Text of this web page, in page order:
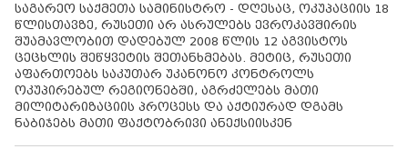
საგარეო საქმეთა სამინისტრო - დღესაც, ოკუპაციის 18
წლისთავზე, რუსეთი არ ასრულებს ევროკავშირის
შუამავლობით დადებულ 2008 წლის 12 აგვისტოს
ცეცხლის შეწყვეტის შეთანხმებას. მეტიც, რუსეთი
აფართოებს საკუთარ უკანონო კონტროლს
ოკუპირებულ რეგიონებში, აგრძელებს მათი
მილიტარიზაციის პროცესს და აქტიურად დგამს
ნაბიჯებს მათი ფაქტობრივი ანექსიისკენ